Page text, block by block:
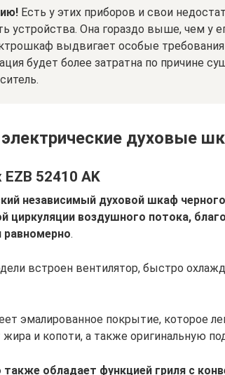
Есть у этих приборов и свои
устройства. Она гораздо выше, чем у
выдвигает особые требования
будет более затратна по причине
духовые
52410 AK
независимый духовой шкаф
циркуляции воздушного потока,
равномерно.
встроен вентилятор, быстро
эмалированное покрытие, которое
жира и копоти, а также оригинальную
также обладает функцией гриля с